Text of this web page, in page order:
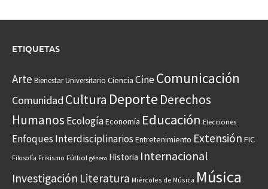
ETIQUETAS
Arte Bienestar Universitario Ciencia CineComunicación
Comunidad Cultura Deporte Derechos
Humanos EcologíaEconomía Educación Elecciones
Enfoques Interdisciplinarios Entretenimiento Extensión FIC
Filosofía Frikismo Fútbol género Historia Internacional
Investigación Literatura Miércoles de Música Música